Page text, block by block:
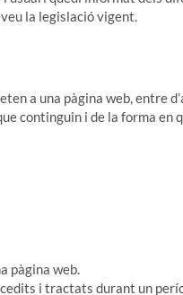
la legislació vigent.
a una pàgina web, entre
continguin i de la forma en
pàgina web.
i tractats durant un